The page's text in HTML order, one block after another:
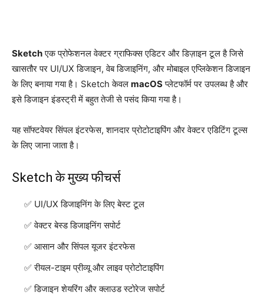
Sketchएक प्रोफेशनल वेक्टर ग्राफिक्स एडिटर और डिज़ाइन टूल है जिसे
खासतौर पर UI/UX डिजाइन, वेब डिजाइनिंग, और मोबाइल एप्लिकेशन डिजाइन
के लिए बनाया गया है। Sketch केवल macOSप्लेटफॉर्म पर उपलब्ध है और
इसे डिजाइन इंडस्ट्री में बहुत तेजी से पसंद किया गया है।
यह सॉफ्टवेयर सिंपल इंटरफेस, शानदार प्रोटोटाइपिंग और वेक्टर एडिटिंग टूल्स
के लिए जाना जाता है।
Sketch के मुख्य फीचर्स
UI/UX डिजाइनिंग के लिए बेस्ट टूल
वेक्टर बेस्ड डिजाइनिंग सपोर्ट
आसान और सिंपल यूजर इंटरफेस
रीयल-टाइम प्रीव्यू और लाइव प्रोटोटाइपिंग
डिजाइन शेयरिंग और क्लाउड स्टोरेज सपोर्ट